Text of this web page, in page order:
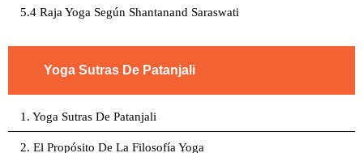
5.4 Raja Yoga Según Shantanand Saraswati
Yoga Sutras De Patanjali
1. Yoga Sutras De Patanjali
2. El Propósito De La Filosofía Yoga